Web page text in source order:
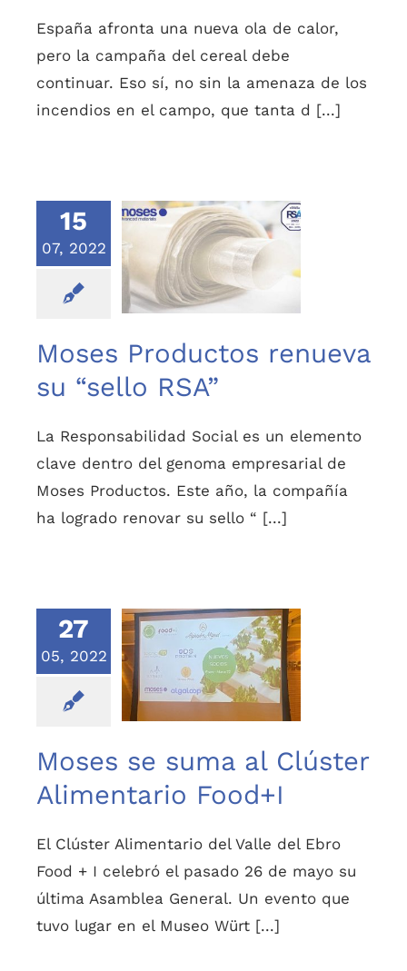
España afronta una nueva ola de calor,
pero la campaña del cereal debe
continuar. Eso sí, no sin la amenaza de los
incendios en el campo, que tanta d [...]
15
07, 2022
Moses Productos
renueva su “sello
RSA”
Moses Productos renueva
su “sello RSA”
La Responsabilidad Social es un elemento
clave dentro del genoma empresarial de
Moses Productos. Este año, la compañía
ha logrado renovar su sello “ [...]
27
05, 2022
Moses se suma al
Clúster Alimentario
Food+I
Moses se suma al Clúster
Alimentario Food+I
El Clúster Alimentario del Valle del Ebro
Food + I celebró el pasado 26 de mayo su
última Asamblea General. Un evento que
tuvo lugar en el Museo Würt [...]